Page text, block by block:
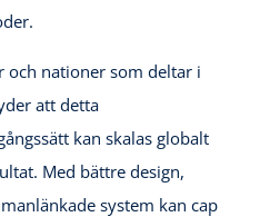
och nationer som deltar i
att detta
kan skalas globalt
Med bättre design,
system kan cap